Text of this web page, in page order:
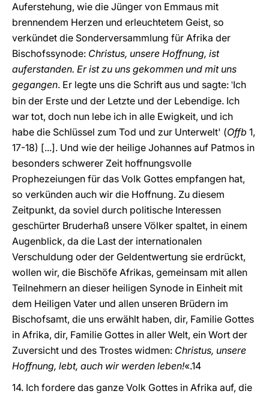
Auferstehung, wie die Jünger von Emmaus mit
brennendem Herzen und erleuchtetem Geist, so
verkündet die Sonderversammlung für Afrika der
Bischofssynode: Christus, unsere Hoffnung, ist
auferstanden. Er ist zu uns gekommen und mit uns
gegangen. Er legte uns die Schrift aus und sagte: 'Ich
bin der Erste und der Letzte und der Lebendige. Ich
war tot, doch nun lebe ich in alle Ewigkeit, und ich
habe die Schlüssel zum Tod und zur Unterwelt' (Offb 1,
17-18) [...]. Und wie der heilige Johannes auf Patmos in
besonders schwerer Zeit hoffnungsvolle
Prophezeiungen für das Volk Gottes empfangen hat,
so verkünden auch wir die Hoffnung. Zu diesem
Zeitpunkt, da soviel durch politische Interessen
geschürter Bruderhaß unsere Völker spaltet, in einem
Augenblick, da die Last der internationalen
Verschuldung oder der Geldentwertung sie erdrückt,
wollen wir, die Bischöfe Afrikas, gemeinsam mit allen
Teilnehmern an dieser heiligen Synode in Einheit mit
dem Heiligen Vater und allen unseren Brüdern im
Bischofsamt, die uns erwählt haben, dir, Familie Gottes
in Afrika, dir, Familie Gottes in aller Welt, ein Wort der
Zuversicht und des Trostes widmen: Christus, unsere
Hoffnung, lebt, auch wir werden leben!«.14
14. Ich fordere das ganze Volk Gottes in Afrika auf, die